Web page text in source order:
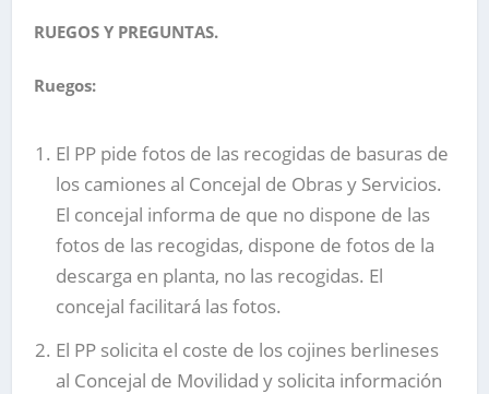
RUEGOS Y PREGUNTAS.
Ruegos:
El PP pide fotos de las recogidas de basuras de
los camiones al Concejal de Obras y Servicios.
El concejal informa de que no dispone de las
fotos de las recogidas, dispone de fotos de la
descarga en planta, no las recogidas. El
concejal facilitará las fotos.
El PP solicita el coste de los cojines berlineses
al Concejal de Movilidad y solicita información